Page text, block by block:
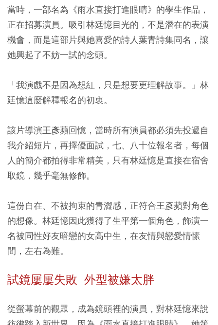
當時，一部名為《雨水直接打進眼睛》的學生作品，
正在招募演員。吸引林廷憶目光的，不是潛在的表演
機會，而是這部片與她喜愛的詩人葉青詩集同名，讓
她興起了不妨一試的念頭。
「我演戲不是因為想紅，只是想要更理解故事。」林
廷憶這麼解釋報名的初衷。
該片導演王彥蘋回憶，當時所有演員都必須先投遞自
我介紹短片，再擇優面試，七、八十位報名者，每個
人的簡介都拍得非常精美，只有林廷憶是直接在宿舍
取鏡，幾乎毫無修飾。
這份自在、不被拘束的青澀感，正符合王彥蘋對角色
的想像。林廷憶因此獲得了生平第一個角色，飾演一
名被同性好友暗戀的女高中生，在友情與戀愛情愫
間，左右為難。
試鏡屢屢失敗 外型被嫌太胖
從螢幕前的觀眾，成為鏡頭裡的演員，對林廷憶來說